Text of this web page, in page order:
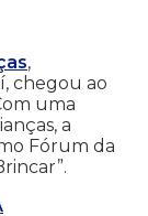
,
chegou ao
uma
a
Fórum da